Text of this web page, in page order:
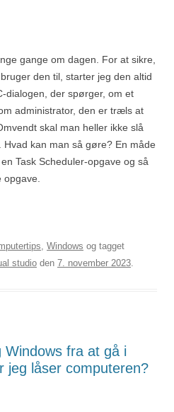
gange om dagen. For at sikre,
den til, starter jeg den altid
dialogen, der spørger, om et
administrator, den er træls at
skal man heller ikke slå
Hvad kan man så gøre? En måde
Task Scheduler-opgave og så
Windows og tagget
studio den 7. november 2023
Windows fra at gå i
jeg låser computeren?